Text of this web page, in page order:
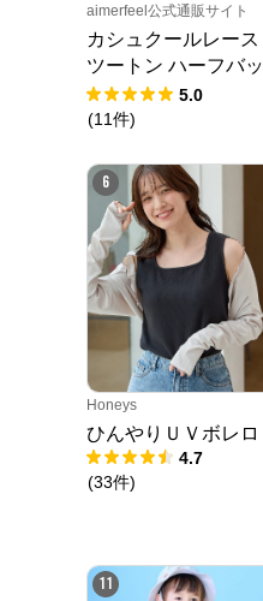
aimerfeel公式通販サイト
カシュクールレース
ツートン ハーフバッ
クショーツ5.0
(11件)
6
Honeys
ひんやりＵＶボレロ
4.7
(33件)
11